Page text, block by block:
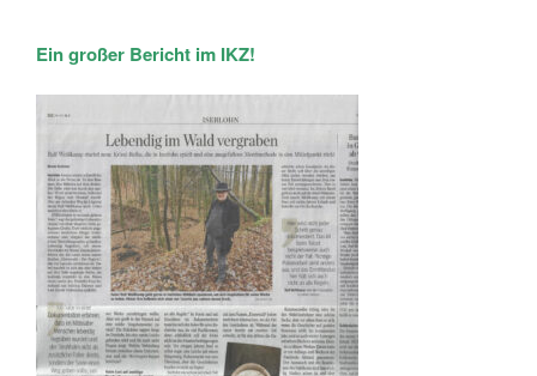
Ein großer Bericht im IKZ!